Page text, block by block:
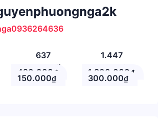
637
Theo Dõi
1.447
Nhận xét
420.000 ₫ 1.800.000₫
150.000₫ 300.000₫